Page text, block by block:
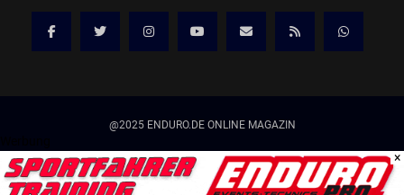
@2025 ENDURO.DE ONLINE MAGAZIN
Kontakt
Mediadaten/Werbung
Allgemeine Geschäftsbedingungen
Impressum
×